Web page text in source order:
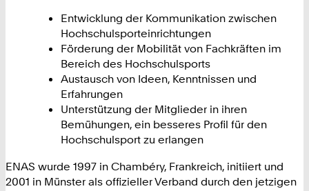
Entwicklung der Kommunikation zwischen
Hochschulsporteinrichtungen
Förderung der Mobilität von Fachkräften im
Bereich des Hochschulsports
Austausch von Ideen, Kenntnissen und
Erfahrungen
Unterstützung der Mitglieder in ihren
Bemühungen, ein besseres Profil für den
Hochschulsport zu erlangen
ENAS wurde 1997 in Chambéry, Frankreich, initiiert und
2001 in Münster als offizieller Verband durch den jetzigen